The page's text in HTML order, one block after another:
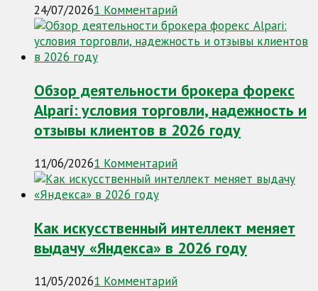
24/07/20261 Комментарий
Обзор деятельности брокера форекс
Alpari: условия торговли, надежность и
отзывы клиентов в 2026 году
11/06/20261 Комментарий
Как искусственный интеллект меняет
выдачу «Яндекса» в 2026 году
11/05/20261 Комментарий